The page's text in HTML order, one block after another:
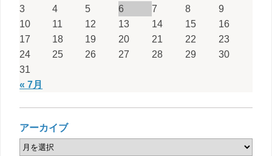
« 7月
3
4 5 6 7 8
9
10
11 12 13 14 15
16
17
18 19 20 21 22
23
24
25 26 27 28 29
30
31
アーカイブ